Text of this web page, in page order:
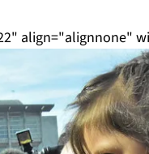
align="alignnone"